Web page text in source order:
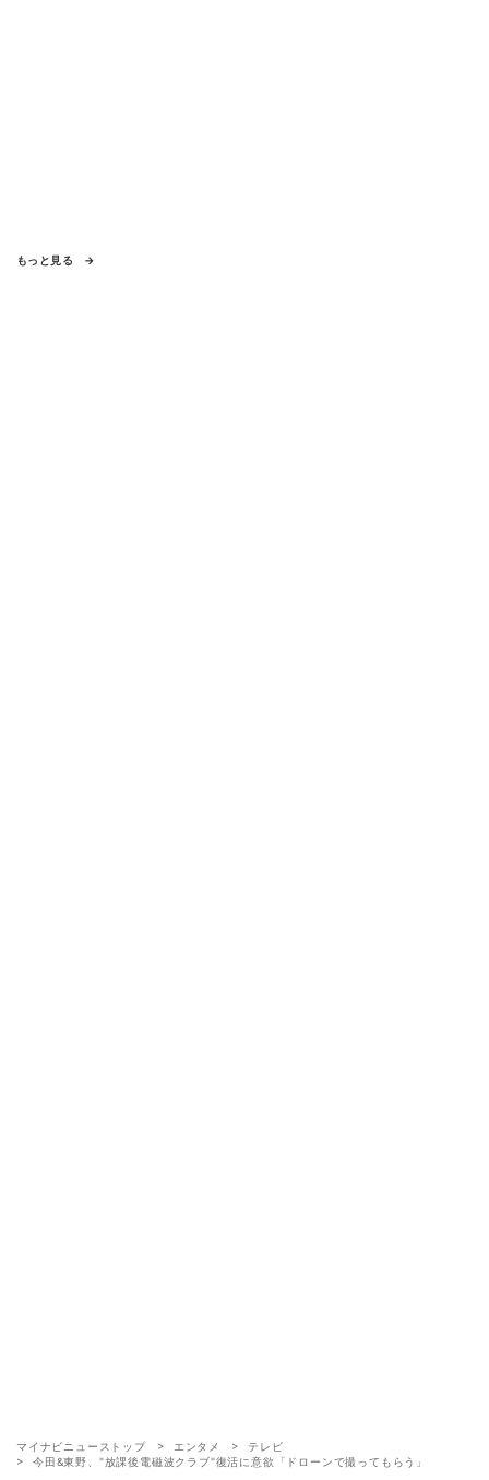
もっと見る
マイナビニューストップ エンタメ
テレビ
今田&東野、"放課後電磁波クラブ"復活に意欲「ドローンで撮ってもらう」